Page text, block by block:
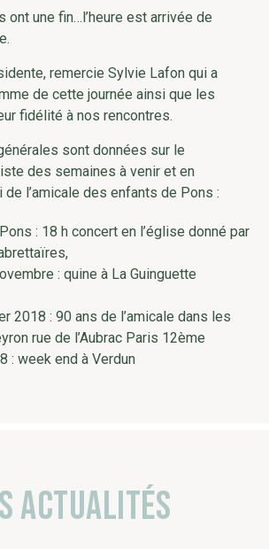
ont une fin…l’heure est arrivée de
remercie Sylvie Lafon qui a
de cette journée ainsi que les
fidélité à nos rencontres.
sont données sur le
des semaines à venir et en
l’amicale des enfants de Pons :
: 18 h concert en l’église donné par
: quine à La Guinguette
2018 : 90 ans de l’amicale dans les
rue de l’Aubrac Paris 12ème
: week end à Verdun
actualités